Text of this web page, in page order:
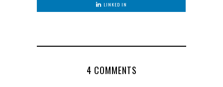
LINKED IN
4 COMMENTS